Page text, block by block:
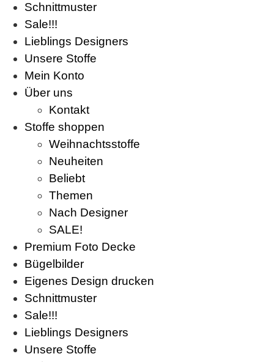
Schnittmuster
Sale!!!
Lieblings Designers
Unsere Stoffe
Mein Konto
Über uns
Kontakt
Stoffe shoppen
Weihnachtsstoffe
Neuheiten
Beliebt
Themen
Nach Designer
SALE!
Premium Foto Decke
Bügelbilder
Eigenes Design drucken
Schnittmuster
Sale!!!
Lieblings Designers
Unsere Stoffe